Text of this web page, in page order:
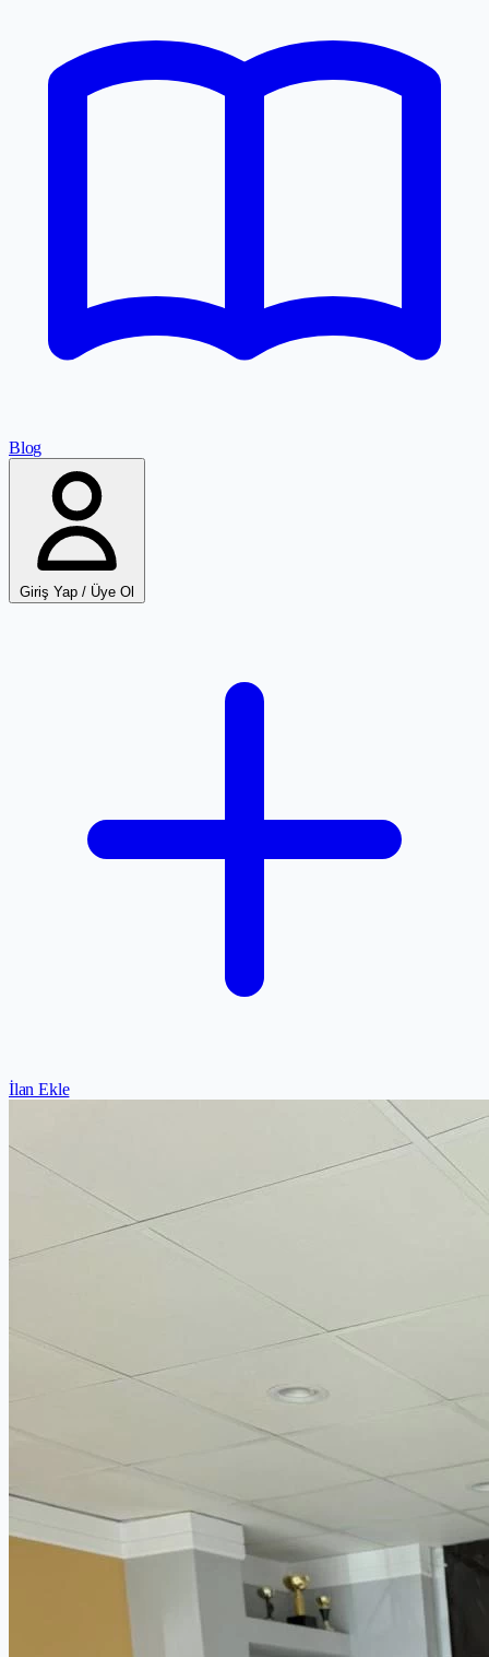
Blog
Giriş Yap / Üye Ol
İlan Ekle